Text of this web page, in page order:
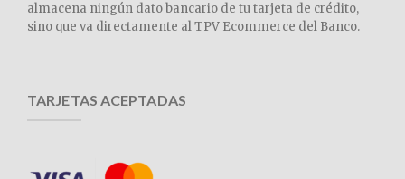
almacena ningún dato bancario de tu tarjeta de crédito,
sino que va directamente al TPV Ecommerce del Banco.
TARJETAS ACEPTADAS